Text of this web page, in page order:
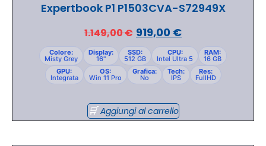
Expertbook P1 P1503CVA-S72949X
1.149,00€ 919,00 €
Colore:
Misty Grey
Display:
16"
SSD:
512 GB
CPU:
Intel Ultra 5
RAM:
16 GB
GPU:
Integrata
OS:
Win 11 Pro
Grafica:
No
Tech:
IPS
Res:
FullHD
Aggiungi al carrello